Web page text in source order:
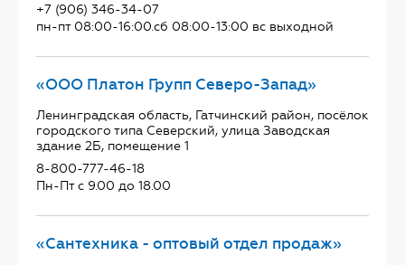
+7 (906) 346-34-07
пн-пт 08:00-16:00.сб 08:00-13:00 вс выходной
«ООО Платон Групп Северо-Запад»
Ленинградская область, Гатчинский район, посёлок
городского типа Северский, улица Заводская
здание 2Б, помещение 1
8-800-777-46-18
Пн-Пт с 9.00 до 18.00
«Сантехника - оптовый отдел продаж»